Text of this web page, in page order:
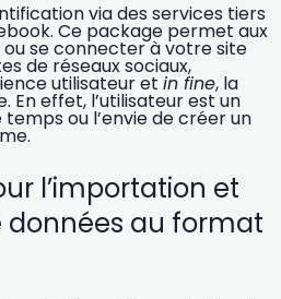
via des services tiers
Ce package permet aux
ou se connecter à votre site
de réseaux sociaux,
utilisateur et in fine, la
. En effet, l’utilisateur est un
temps ou l’envie de créer un
l’importation et
données au format